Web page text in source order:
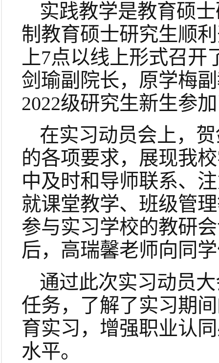
实践教学是教育硕
制教育硕士研究生顺
上7点以线上形式召
剑瑜副院长，原学梅
2022级研究生新生参
在实习动员会上，
的各项要求，展现我
中及时和导师联系、
就课堂教学、班级管
参与实习学校的教研
后，高瑞馨老师向同
通过此次实习动员
任务，了解了实习期
育实习，增强职业认
水平。